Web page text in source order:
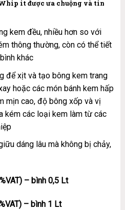
it được ưa chuộng và tin
kem đều, nhiều hơn so với
thông thường, còn có thể tiết
khác
để xịt và tạo bông kem trang
hoặc các món bánh kem hấp
mịn cao, độ bông xốp và vị
kém các loại kem làm từ các
dáng lâu mà không bị chảy,
– bình 0,5 Lt
– bình 1 Lt